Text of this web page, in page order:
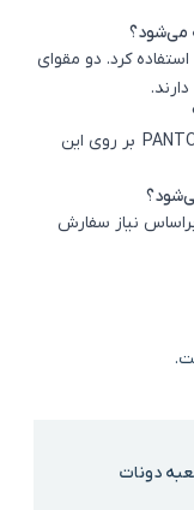
می‌شود؟
کرد. دو مقوای
چاپ افست با استفاده از رنگ‌های CMYK و PANTON بر روی این
نیاز سفارش
دونات